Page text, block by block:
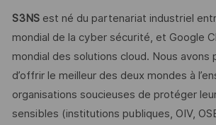
S3NSest né du partenariat industriel
mondial de la cyber sécurité, et Google
mondial des solutions cloud. Nous avons
d’offrir le meilleur des deux mondes à
organisations soucieuses de protéger
sensibles (institutions publiques, OIV,